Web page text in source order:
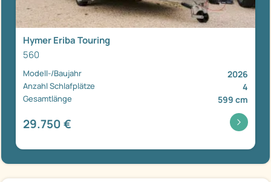
Hymer Eriba Touring
560
Modell-/Baujahr 2026
Anzahl Schlafplätze 4
Gesamtlänge 599 cm
29.750 €